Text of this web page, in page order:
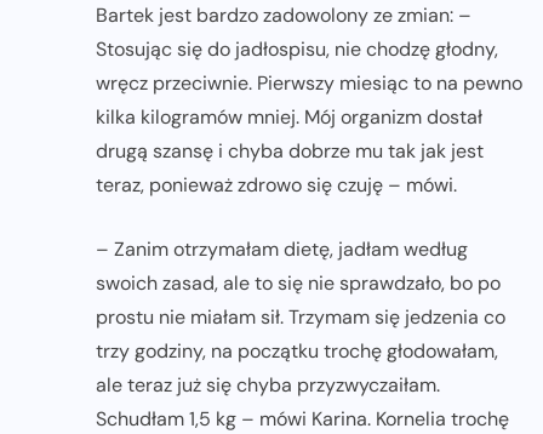
Bartek jest bardzo zadowolony ze zmian: –
Stosując się do jadłospisu, nie chodzę głodny,
wręcz przeciwnie. Pierwszy miesiąc to na pewno
kilka kilogramów mniej. Mój organizm dostał
drugą szansę i chyba dobrze mu tak jak jest
teraz, ponieważ zdrowo się czuję – mówi.
– Zanim otrzymałam dietę, jadłam według
swoich zasad, ale to się nie sprawdzało, bo po
prostu nie miałam sił. Trzymam się jedzenia co
trzy godziny, na początku trochę głodowałam,
ale teraz już się chyba przyzwyczaiłam.
Schudłam 1,5 kg – mówi Karina. Kornelia trochę